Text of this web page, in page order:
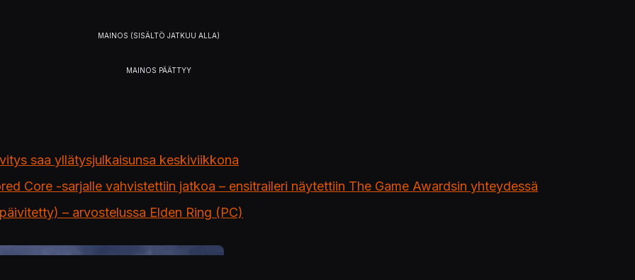
saa yllätysjulkaisunsa keskiviikkona
Core -sarjalle vahvistettiin jatkoa – ensitraileri näytettiin The Game Awardsin yhteydessä
– arvostelussa Elden Ring (PC)